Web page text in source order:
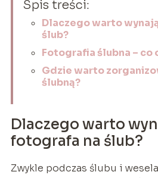
Spis treści:
Dlaczego warto
ślub?
Fotografia ślubna – co
Gdzie warto
ślubną?
Dlaczego warto
fotografa na ślub?
Zwykle podczas ślubu i